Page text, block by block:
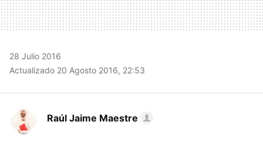
28 Julio 2016
Actualizado 20 Agosto 2016, 22:53
Raúl Jaime Maestre